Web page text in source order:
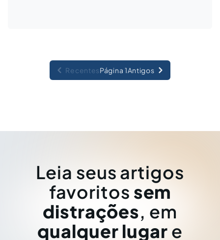
RecentesPágina 1Antigos
Leia seus artigos
favoritos sem
distrações, em
qualquer lugar e